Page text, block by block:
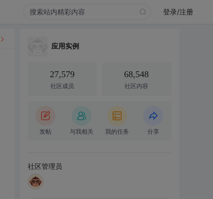
登录/注册
应用实例
27,579
社区成员
68,548
社区内容
发帖 与我相关 我的任务 分享
社区管理员